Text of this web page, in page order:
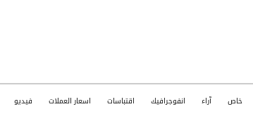
خاص آراء انفوجرافيك اقتباسات اسعار العملات فيديو